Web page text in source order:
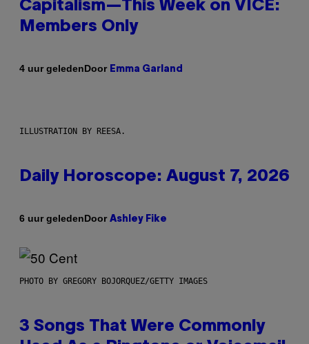
Capitalism—This Week on VICE:
Members Only
4 uur geledenDoor Emma Garland
ILLUSTRATION BY REESA.
Daily Horoscope: August 7, 2026
6 uur geledenDoor Ashley Fike
PHOTO BY GREGORY BOJORQUEZ/GETTY IMAGES
3 Songs That Were Commonly